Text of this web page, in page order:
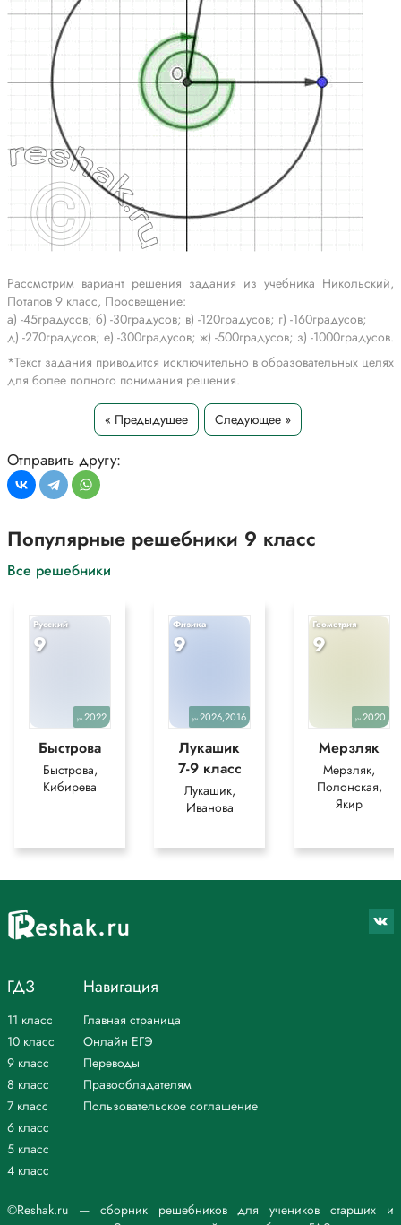
Рассмотрим вариант решения задания из учебника Никольский,
Потапов 9 класс, Просвещение:
а) -45градусов; б) -30градусов; в) -120градусов; г) -160градусов;
д) -270градусов; е) -300градусов; ж) -500градусов; з) -1000градусов.
*Текст задания приводится исключительно в образовательных целях
для более полного понимания решения.
« Предыдущее Следующее »
Отправить другу:
Популярные решебники 9 класс
Все решебники
Русский
9
уч.2022
Быстрова
Быстрова,
Кибирева
Физика
9
уч.2026,2016
Лукашик
7-9 класс
Лукашик,
Иванова
Геометрия
9
уч.2020
Мерзляк
Мерзляк,
Полонская,
Якир
©Reshak.ru — сборник решебников для учеников старших и
ГДЗ
11 класс
10 класс
9 класс
8 класс
7 класс
6 класс
5 класс
4 класс
Навигация
Главная страница
Онлайн ЕГЭ
Переводы
Правообладателям
Пользовательское соглашение